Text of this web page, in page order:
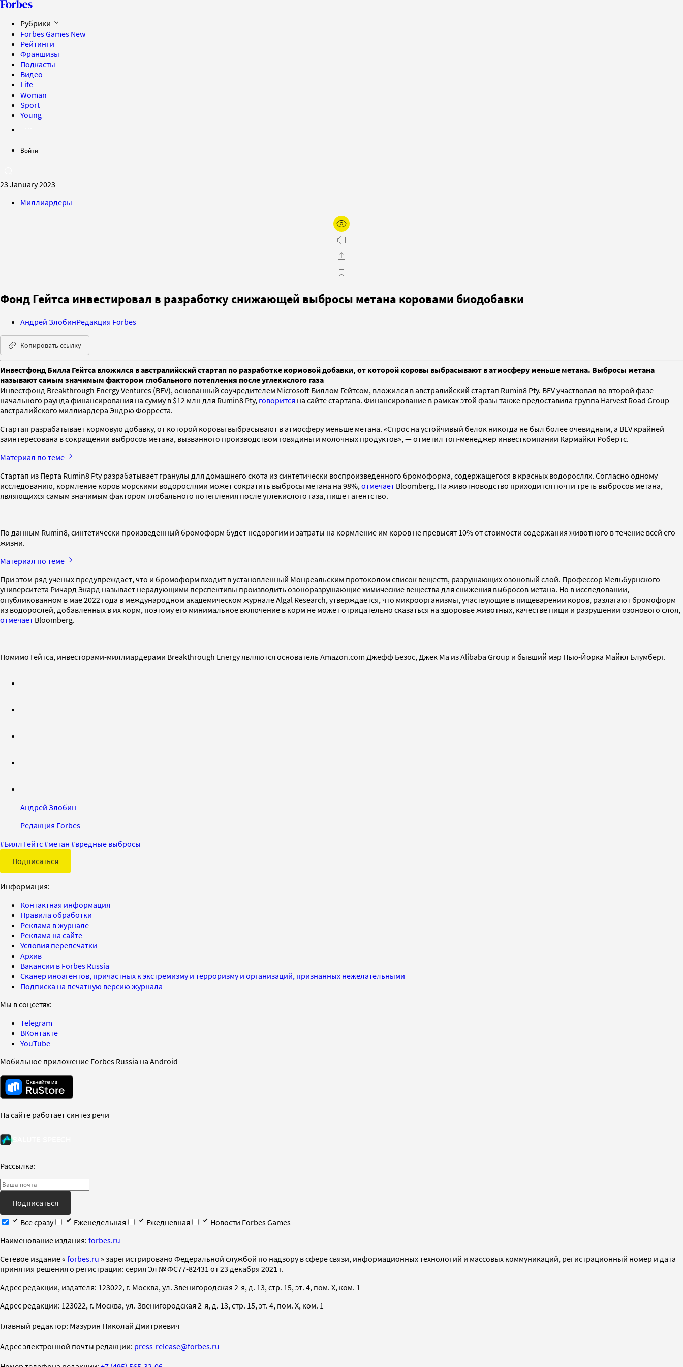
Рубрики
Forbes Games New
Рейтинги
Франшизы
Подкасты
Видео
Life
Woman
Sport
Young
Войти
23 January 2023
Миллиардеры
Фонд Гейтса инвестировал в разработку снижающей выбросы метана коровами биодобавки
Андрей ЗлобинРедакция Forbes
Копировать ссылку
Инвестфонд Билла Гейтса вложился в австралийский стартап по разработке кормовой добавки, от которой коровы выбрасывают в атмосферу меньше метана. Выбросы метана
называют самым значимым фактором глобального потепления после углекислого газа
Инвестфонд Breakthrough Energy Ventures (BEV), основанный соучредителем Microsoft Биллом Гейтсом, вложился в австралийский стартап Rumin8 Pty. BEV участвовал во второй фазе
начального раунда финансирования на сумму в $12 млн для Rumin8 Pty, говорится на сайте стартапа. Финансирование в рамках этой фазы также предоставила группа Harvest Road Group
австралийского миллиардера Эндрю Форреста.
Стартап разрабатывает кормовую добавку, от которой коровы выбрасывают в атмосферу меньше метана. «Спрос на устойчивый белок никогда не был более очевидным, а BEV крайней
заинтересована в сокращении выбросов метана, вызванного производством говядины и молочных продуктов», — отметил топ-менеджер инвесткомпании Кармайкл Робертс.
Материал по теме
Стартап из Перта Rumin8 Pty разрабатывает гранулы для домашнего скота из синтетически воспроизведенного бромоформа, содержащегося в красных водорослях. Согласно одному
исследованию, кормление коров морскими водорослями может сократить выбросы метана на 98%, отмечает Bloomberg. На животноводство приходится почти треть выбросов метана,
являющихся самым значимым фактором глобального потепления после углекислого газа, пишет агентство.
По данным Rumin8, синтетически произведенный бромоформ будет недорогим и затраты на кормление им коров не превысят 10% от стоимости содержания животного в течение всей его
жизни.
Материал по теме
При этом ряд ученых предупреждает, что и бромоформ входит в установленный Монреальским протоколом список веществ, разрушающих озоновый слой. Профессор Мельбурнского
университета Ричард Экард называет нерадующими перспективы производить озоноразрушающие химические вещества для снижения выбросов метана. Но в исследовании,
опубликованном в мае 2022 года в международном академическом журнале Algal Research, утверждается, что микроорганизмы, участвующие в пищеварении коров, разлагают бромоформ
из водорослей, добавленных в их корм, поэтому его минимальное включение в корм не может отрицательно сказаться на здоровье животных, качестве пищи и разрушении озонового слоя,
отмечает Bloomberg.
Помимо Гейтса, инвесторами-миллиардерами Breakthrough Energy являются основатель Amazon.com Джефф Безос, Джек Ма из Alibaba Group и бывший мэр Нью-Йорка Майкл Блумберг.
Андрей Злобин
Редакция Forbes
#Билл Гейтс#метан #вредные выбросы
Подписаться
Информация:
Контактная информация
Правила обработки
Реклама в журнале
Реклама на сайте
Условия перепечатки
Архив
Вакансии в Forbes Russia
Сканер иноагентов, причастных к экстремизму и терроризму и организаций, признанных нежелательными
Подписка на печатную версию журнала
Мы в соцсетях:
Telegram
ВКонтакте
YouTube
Мобильное приложение Forbes Russia на Android
На сайте работает синтез речи
Рассылка:
Подписаться
Все сразу
Еженедельная Ежедневная
Новости Forbes Games
Наименование издания: forbes.ru
Cетевое издание « forbes.ru » зарегистрировано Федеральной службой по надзору в сфере связи, информационных технологий и массовых коммуникаций, регистрационный номер и дата
принятия решения о регистрации: серия Эл № ФС77-82431 от 23 декабря 2021 г.
Адрес редакции, издателя: 123022, г. Москва, ул. Звенигородская 2-я, д. 13, стр. 15, эт. 4, пом. X, ком. 1
Адрес редакции: 123022, г. Москва, ул. Звенигородская 2-я, д. 13, стр. 15, эт. 4, пом. X, ком. 1
Главный редактор: Мазурин Николай Дмитриевич
Адрес электронной почты редакции: press-release@forbes.ru